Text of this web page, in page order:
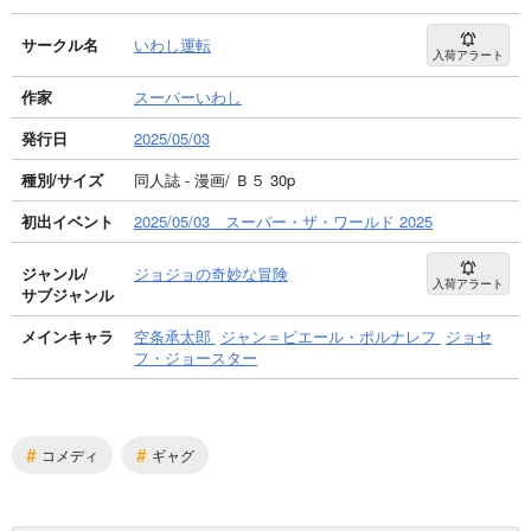
サークル名 いわし運転 入荷アラート
作家
スーパーいわし
発行日
2025/05/03
種別/サイズ
同人誌 - 漫画/ Ｂ５ 30p
初出イベント
2025/05/03 スーパー・ザ・ワールド 2025
ジャンル/
サブジャンル
ジョジョの奇妙な冒険 入荷アラート
メインキャラ 空条承太郎 ジャン＝ピエール・ポルナレフ ジョセ
フ・ジョースター
# コメディ # ギャグ